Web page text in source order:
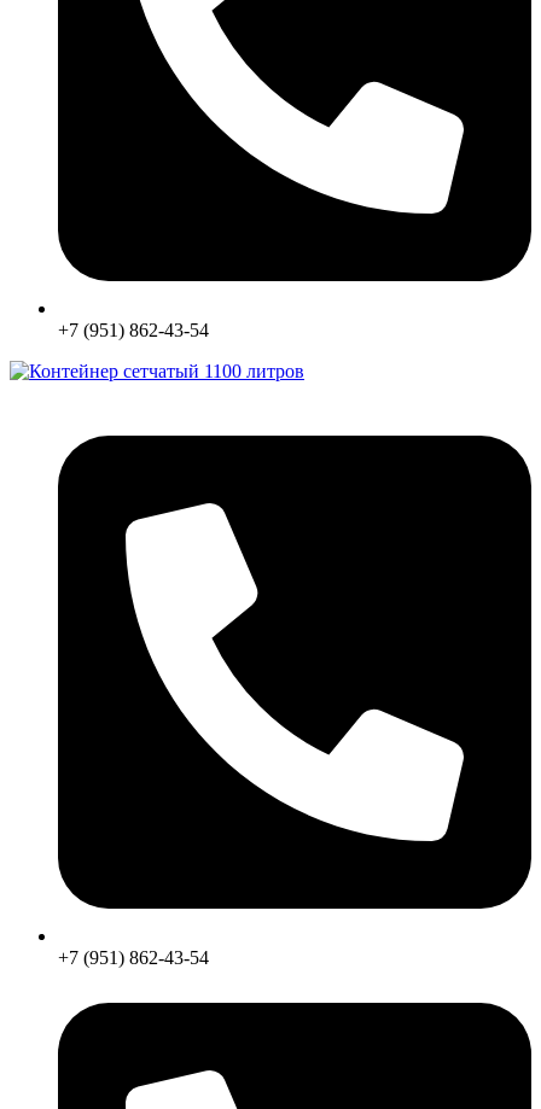
+7 (951) 862-43-54
+7 (951) 862-43-54